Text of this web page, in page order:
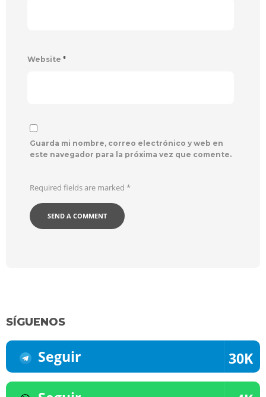
Website *
Guarda mi nombre, correo electrónico y web en
este navegador para la próxima vez que comente.
Required fields are marked *
SÍGUENOS
Seguir 30K